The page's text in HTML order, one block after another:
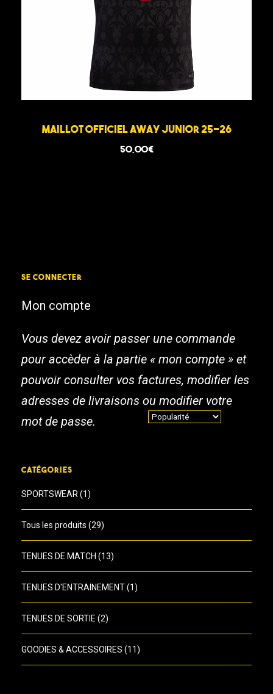
Maillot Officiel Away Junior 25-26
50,00€
SE CONNECTER
Mon compte
Vous devez avoir passer une commande
pour accèder à la partie « mon compte » et
pouvoir consulter vos factures, modifier les
adresses de livraisons ou modifier votre
mot de passe.
CATÉGORIES
SPORTSWEAR (1)
Tous les produits (29)
TENUES DE MATCH (13)
TENUES D'ENTRAINEMENT(1)
TENUES DE SORTIE (2)
GOODIES & ACCESSOIRES (11)